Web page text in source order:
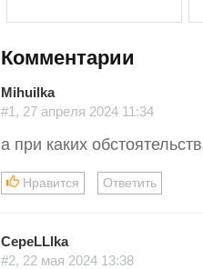
Комментарии
Mihuilka
#1, 27 апреля 2024 11:34
а при каких
Нравится Ответить
CepeLLlka
#2, 22 мая 2024 13:38